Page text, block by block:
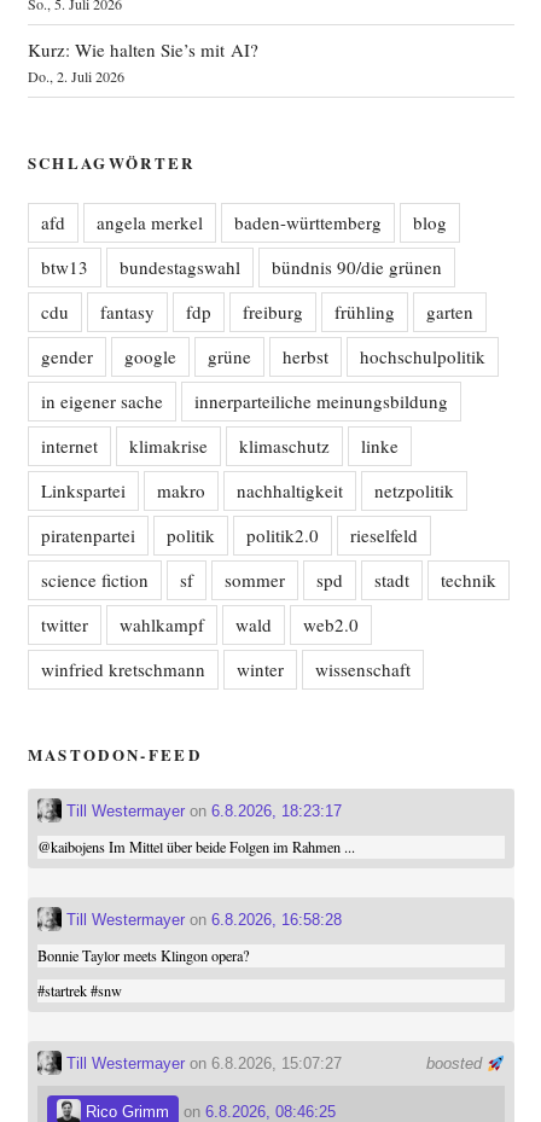
Kurz: Wie halten Sie’s mit AI?
Do., 2. Juli 2026
SCHLAGWÖRTER
afd angela merkel baden-württemberg
blog
btw13
bundestagswahl
bündnis 90/die grünen
cdu
fantasy fdp freiburg frühling
garten
gender
google grüne herbst
hochschulpolitik
in eigener sache
innerparteiliche meinungsbildung
internet
klimakrise klimaschutz
linke
Linkspartei
makro nachhaltigkeit
netzpolitik
piratenpartei
politik politik2.0
rieselfeld
science fiction
sf sommer spd stadt
technik
twitter
wahlkampf wald
web2.0
winfried kretschmann
winter wissenschaft
MASTODON-FEED
Till Westermayeron 6.8.2026, 18:23:17
@kaibojensIm Mittel über beide Folgen im Rahmen ...
Till Westermayeron 6.8.2026, 16:58:28
Bonnie Taylor meets Klingon opera?
#startrek #snw
boosted
Till Westermayeron 6.8.2026, 15:07:27
Rico Grimm on 6.8.2026, 08:46:25